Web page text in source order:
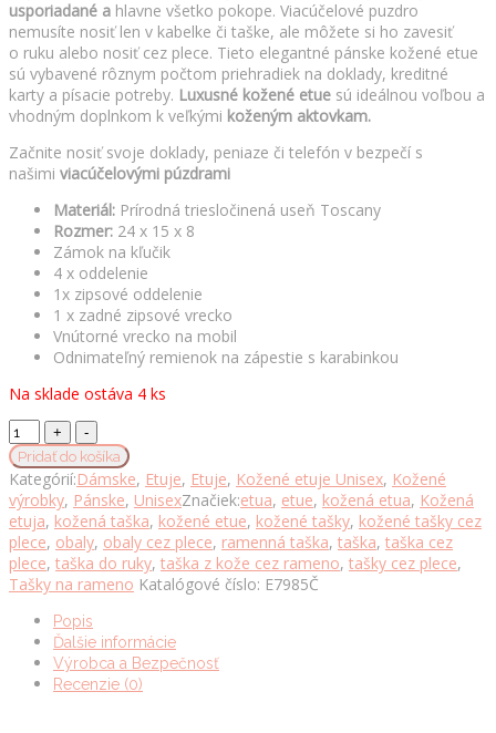
usporiadané a hlavne všetko pokope. Viacúčelové puzdro
nemusíte nosiť len v kabelke či taške, ale môžete si ho zavesiť
o ruku alebo nosiť cez plece. Tieto elegantné pánske kožené etue
sú vybavené rôznym počtom priehradiek na doklady, kreditné
karty a písacie potreby. Luxusné kožené etue sú ideálnou voľbou a
vhodným doplnkom k veľkými koženým aktovkam.
Začnite nosiť svoje doklady, peniaze či telefón v bezpečí s
našimi viacúčelovými púzdrami
Materiál: Prírodná triesločinená useň Toscany
Rozmer: 24 x 15 x 8
Zámok na kľučik
4 x oddelenie
1x zipsové oddelenie
1 x zadné zipsové vrecko
Vnútorné vrecko na mobil
Odnimateľný remienok na zápestie s karabinkou
Na sklade ostáva 4 ks
Moderná
kožená
etuja
č.7985,
viacúčelové
púzdro
v
čiernej
farbe
množstvo
Pridať do košíka
Kategórií:Dámske, Etuje, Etuje, Kožené etuje Unisex, Kožené
výrobky, Pánske, UnisexZnačiek:etua, etue, kožená etua, Kožená
etuja, kožená taška, kožené etue, kožené tašky, kožené tašky cez
plece, obaly, obaly cez plece, ramenná taška, taška, taška cez
plece, taška do ruky, taška z kože cez rameno, tašky cez plece,
Tašky na rameno Katalógové číslo: E7985Č
Popis
Ďalšie informácie
Výrobca a Bezpečnosť
Recenzie (0)